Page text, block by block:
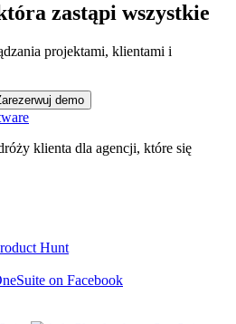
zastąpi wszystkie
projektami, klientami i
demo
klienta dla agencji, które się